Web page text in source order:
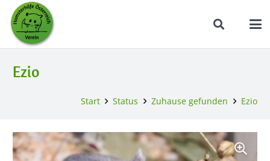
Ezio
Start Status Zuhause gefunden Ezio